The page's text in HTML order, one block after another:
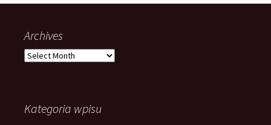
Archives
Archives
Kategoria wpisu